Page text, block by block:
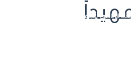
الرياضي للجامعات